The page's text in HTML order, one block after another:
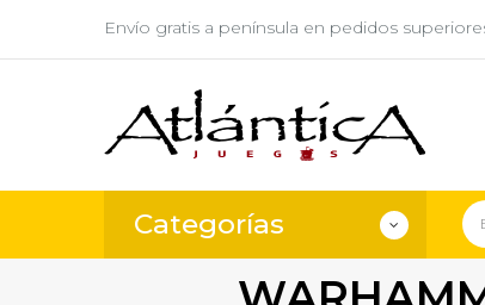
Envío gratis a península en pedidos
Categorías